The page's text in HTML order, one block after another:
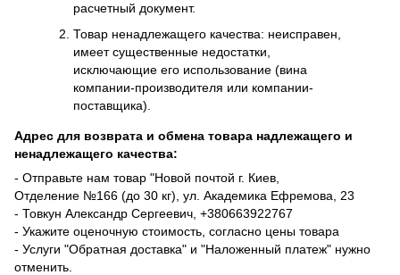
расчетный документ.
Товар ненадлежащего качества: неисправен,
имеет существенные недостатки,
исключающие его использование (вина
компании-производителя или компании-
поставщика).
Адрес для возврата и обмена товара надлежащего и
ненадлежащего качества:
- Отправьте нам товар "Новой почтой г. Киев,
Отделение №166 (до 30 кг), ул. Академика Ефремова, 23
- Товкун Александр Сергеевич, +380663922767
- Укажите оценочную стоимость, согласно цены товара
- Услуги "Обратная доставка" и "Наложенный платеж" нужно
отменить.